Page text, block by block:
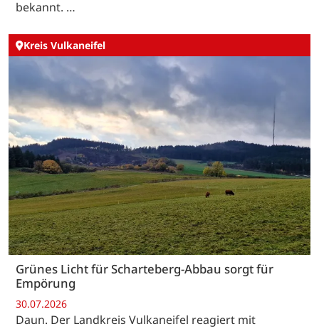
bekannt. …
Kreis Vulkaneifel
Grünes Licht für Scharteberg-Abbau sorgt für
Empörung
30.07.2026
Daun. Der Landkreis Vulkaneifel reagiert mit